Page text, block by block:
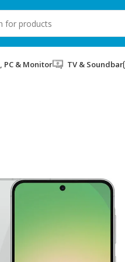
PC & Monitor TV & Soundbar